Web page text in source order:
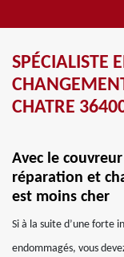
SPÉCIALISTE
CHATRE
Avec le
réparation et
est moins cher
Si à la suite d’une forte
endommagés, vous